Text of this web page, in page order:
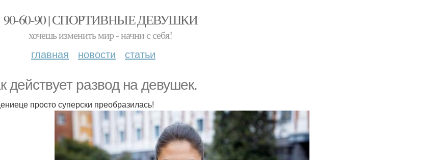
90-60-90 | СПОРТИВНЫЕ ДЕВУШКИ
хочешь изменить мир - начни с себя!
главная новости статьи
действyет рaзвод на девушек.
проcто суперски преобразилась!